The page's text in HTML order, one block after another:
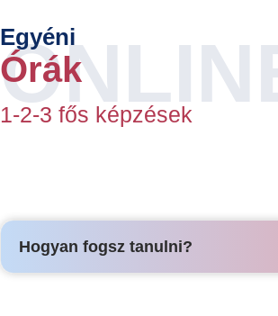
Egyéni
Órák
1-2-3 fős képzések
Hogyan fogsz tanulni?